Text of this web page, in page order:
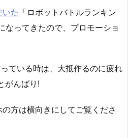
た 「ロボットバトルランキン
なってきたので、プロモーショ
ている時は、大抵作るのに疲れ
がんばり!
方は横向きにしてご覧くださ